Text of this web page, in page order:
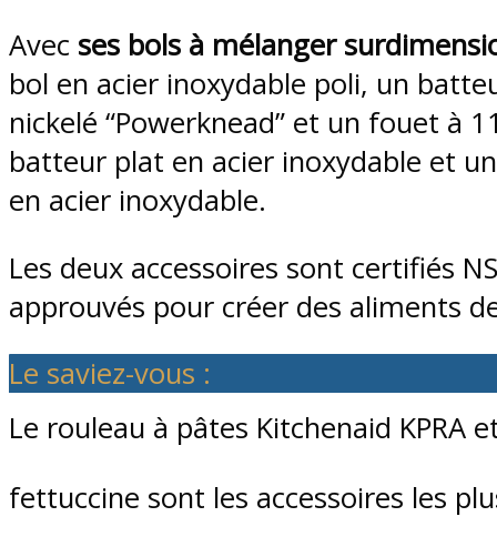
Avec ses bols à mélanger
bol en acier inoxydable poli, un
nickelé “Powerknead” et un fouet à
batteur plat en acier inoxydable et
en acier inoxydable.
Les deux accessoires sont certifiés
approuvés pour créer des aliments
Le saviez-vous :
Le rouleau à pâtes Kitchenaid
fettuccine sont les accessoires les